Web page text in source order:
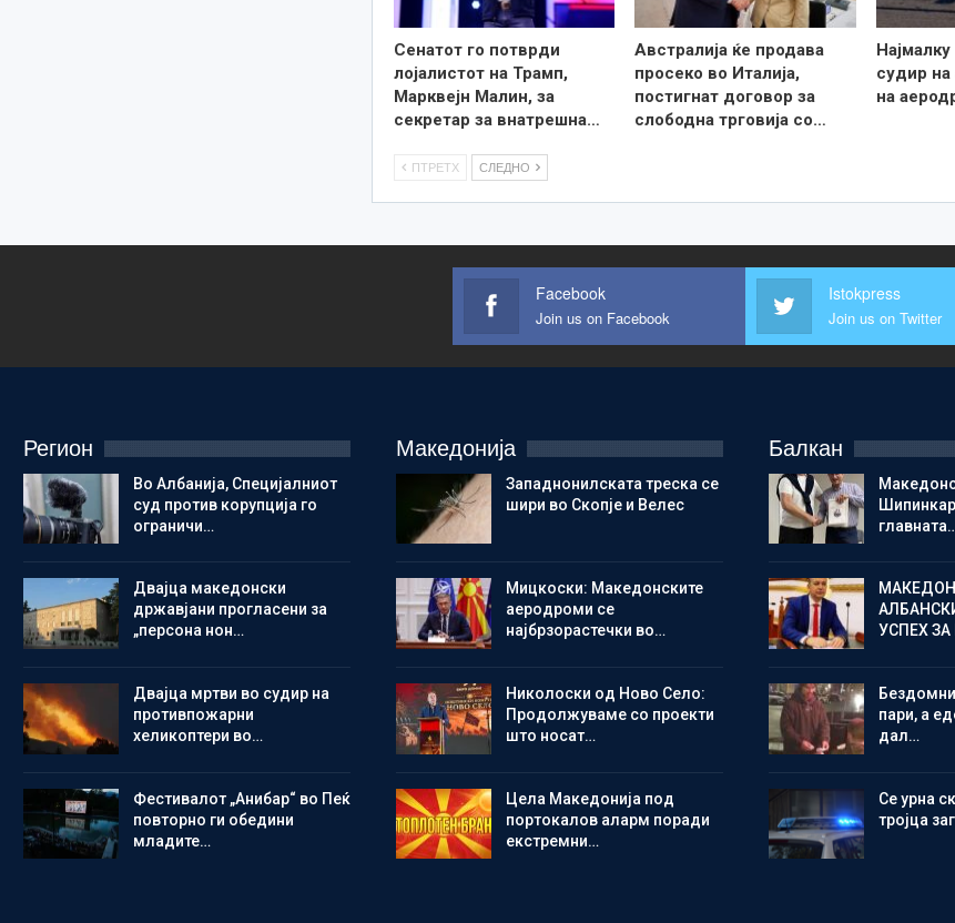
Сенатот го потврди
лојалистот на Трамп,
Марквејн Малин, за
секретар за внатрешна…
Австралија ќе продава
просеко во Италија,
постигнат договор за
слободна трговија со…
судир на
на
ПТРЕТХ СЛЕДНО
Facebook
Join us on Facebook
Istokpress
Join us on Twitter
Регион
Во Албанија, Специјалниот
суд против корупција го
ограничи…
Двајца македонски
државјани прогласени за
„персона нон…
Двајца мртви во судир на
противпожарни
хеликоптери во…
Фестивалот „Анибар“ во Пеќ
повторно ги обедини
младите…
Македонија
Западнонилската треска се
шири во Скопје и Велес
Мицкоски: Македонските
аеродроми се
најбрзорастечки во…
Николоски од Ново Село:
Продолжуваме со проекти
што носат…
Цела Македонија под
портокалов аларм поради
екстремни…
Балкан
УСПЕХ
пари, а
дал…
Се урна
тројца